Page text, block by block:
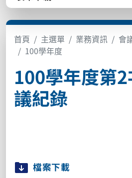
首頁 主選單 業務資訊 會
100學年度
100學年度第
議紀錄
檔案下載